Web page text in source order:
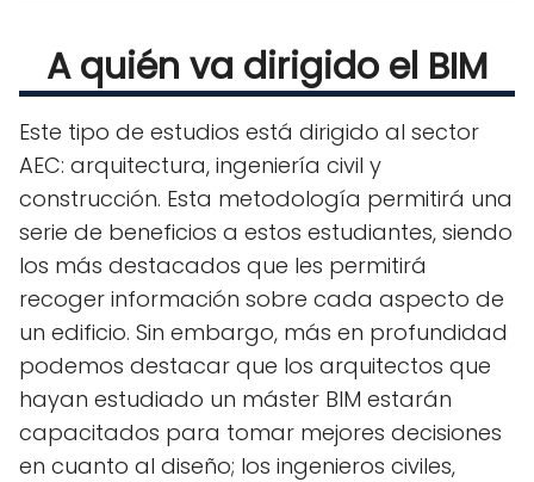
A quién va dirigido el BIM
Este tipo de estudios está dirigido al sector
AEC: arquitectura, ingeniería civil y
construcción. Esta metodología permitirá una
serie de beneficios a estos estudiantes, siendo
los más destacados que les permitirá
recoger información sobre cada aspecto de
un edificio. Sin embargo, más en profundidad
podemos destacar que los arquitectos que
hayan estudiado un máster BIM estarán
capacitados para tomar mejores decisiones
en cuanto al diseño; los ingenieros civiles,